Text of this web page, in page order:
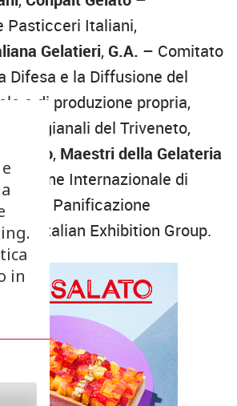
Pasticceri Italiani,
Gelatieri, G.A. – Comitato
Difesa e la Diffusione del
e di produzione propria,
Artigianali del Triveneto,
, Maestri della Gelateria
Salone Internazionale di
Panificazione
di Italian Exhibition Group.
in